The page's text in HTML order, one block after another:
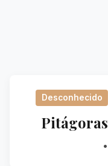
Desconhecido
Pitágoras
•